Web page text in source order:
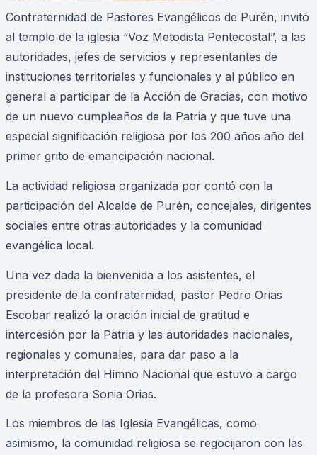
Confraternidad de Pastores Evangélicos de Purén, invitó
al templo de la iglesia “Voz Metodista Pentecostal”, a las
autoridades, jefes de servicios y representantes de
instituciones territoriales y funcionales y al público en
general a participar de la Acción de Gracias, con motivo
de un nuevo cumpleaños de la Patria y que tuve una
especial significación religiosa por los 200 años año del
primer grito de emancipación nacional.
La actividad religiosa organizada por contó con la
participación del Alcalde de Purén, concejales, dirigentes
sociales entre otras autoridades y la comunidad
evangélica local.
Una vez dada la bienvenida a los asistentes, el
presidente de la confraternidad, pastor Pedro Orias
Escobar realizó la oración inicial de gratitud e
intercesión por la Patria y las autoridades nacionales,
regionales y comunales, para dar paso a la
interpretación del Himno Nacional que estuvo a cargo
de la profesora Sonia Orias.
Los miembros de las Iglesia Evangélicas, como
asimismo, la comunidad religiosa se regocijaron con las